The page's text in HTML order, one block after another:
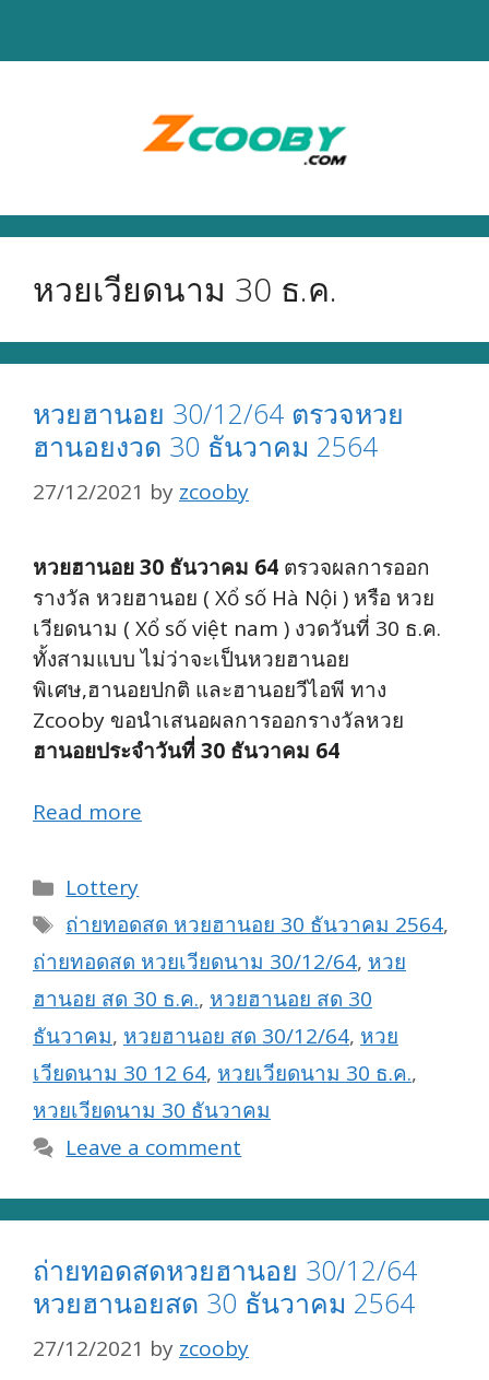
หวยเวียดนาม 30 ธ.ค.
หวยฮานอย 30/12/64 ตรวจหวย
ฮานอยงวด 30 ธันวาคม 2564
27/12/2021 by zcooby
หวยฮานอย 30 ธันวาคม 64 ตรวจผลการออก
รางวัล หวยฮานอย ( Xổ số Hà Nội ) หรือ หวย
เวียดนาม ( Xổ số việt nam ) งวดวันที่ 30 ธ.ค.
ทั้งสามแบบ ไม่ว่าจะเป็นหวยฮานอย
พิเศษ,ฮานอยปกติ และฮานอยวีไอพี ทาง
Zcooby ขอนำเสนอผลการออกรางวัลหวย
ฮานอยประจำวันที่ 30 ธันวาคม 64
Read more
Categories
Lottery
Tags
ถ่ายทอดสด หวยฮานอย 30 ธันวาคม 2564,
ถ่ายทอดสด หวยเวียดนาม 30/12/64, หวย
ฮานอย สด 30 ธ.ค., หวยฮานอย สด 30
ธันวาคม, หวยฮานอย สด 30/12/64, หวย
เวียดนาม 30 12 64, หวยเวียดนาม 30 ธ.ค.,
หวยเวียดนาม 30 ธันวาคม
Leave a comment
ถ่ายทอดสดหวยฮานอย 30/12/64
หวยฮานอยสด 30 ธันวาคม 2564
27/12/2021 by zcooby